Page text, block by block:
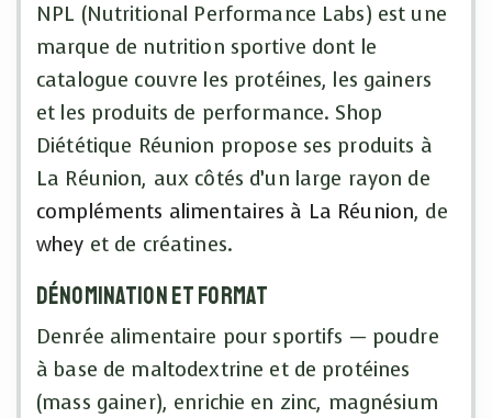
NPL (Nutritional Performance Labs) est une
marque de nutrition sportive dont le
catalogue couvre les protéines, les gainers
et les produits de performance. Shop
Diététique Réunion propose ses produits à
La Réunion, aux côtés d’un large rayon de
compléments alimentaires à La Réunion, de
whey et de créatines.
Dénomination et format
Denrée alimentaire pour sportifs — poudre
à base de maltodextrine et de protéines
(mass gainer), enrichie en zinc, magnésium